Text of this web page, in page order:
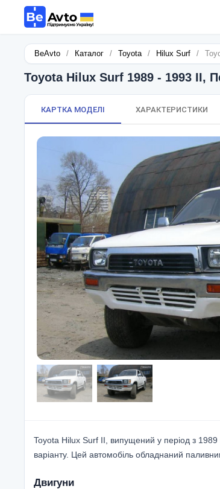
BeAvto / Каталог / Toyota / Hilux Surf /
Toyota Hilux Surf 1989 - 1993 II,
КАРТКА МОДЕЛІ ХАРАКТЕРИСТИКИ
Toyota Hilux Surf II, випущений у період з
варіанту. Цей автомобіль обладнаний
Двигуни